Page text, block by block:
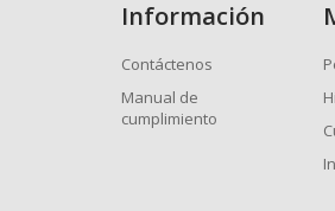
Información
Contáctenos
Manual de
cumplimiento